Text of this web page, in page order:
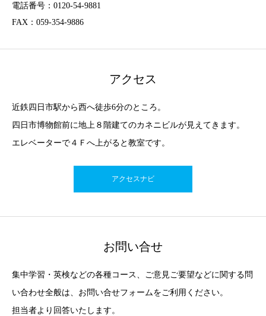
電話番号：0120-54-9881
FAX：059-354-9886
アクセス
近鉄四日市駅から西へ徒歩6分のところ。
四日市博物館前に地上８階建てのカネニビルが見えてきます。
エレベーターで４Ｆへ上がると教室です。
アクセスナビ
お問い合せ
集中学習・英検などの各種コース、ご意見ご要望などに関する問
い合わせ全般は、お問い合せフォームをご利用ください。
担当者より回答いたします。